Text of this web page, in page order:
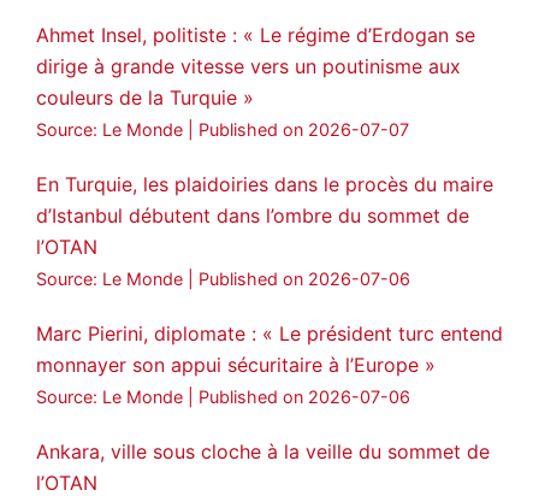
Ahmet Insel, politiste : « Le régime d’Erdogan se
dirige à grande vitesse vers un poutinisme aux
couleurs de la Turquie »
Source: Le Monde Published on 2026-07-07
En Turquie, les plaidoiries dans le procès du maire
d’Istanbul débutent dans l’ombre du sommet de
l’OTAN
Source: Le Monde Published on 2026-07-06
Marc Pierini, diplomate : « Le président turc entend
monnayer son appui sécuritaire à l’Europe »
Source: Le Monde Published on 2026-07-06
Ankara, ville sous cloche à la veille du sommet de
l’OTAN